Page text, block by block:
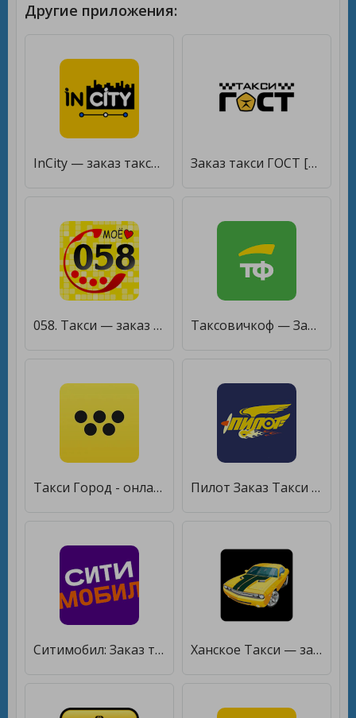
Другие приложения:
InCity — заказ такси [Без рекламы] Заказ такси ГОСТ [Unlocked]
058. Такси — заказ онлайн. Любой р-н НПР и Дудинка [Unlocked] Таксовичкоф — Заказ такси [Unlocked]
Такси Город - онлайн заказ такси [Без рекламы] Пилот Заказ Такси [Premium]
Ситимобил: Заказ такси [Полная версия] Ханское Такси — заказ такси! [Unlocked]